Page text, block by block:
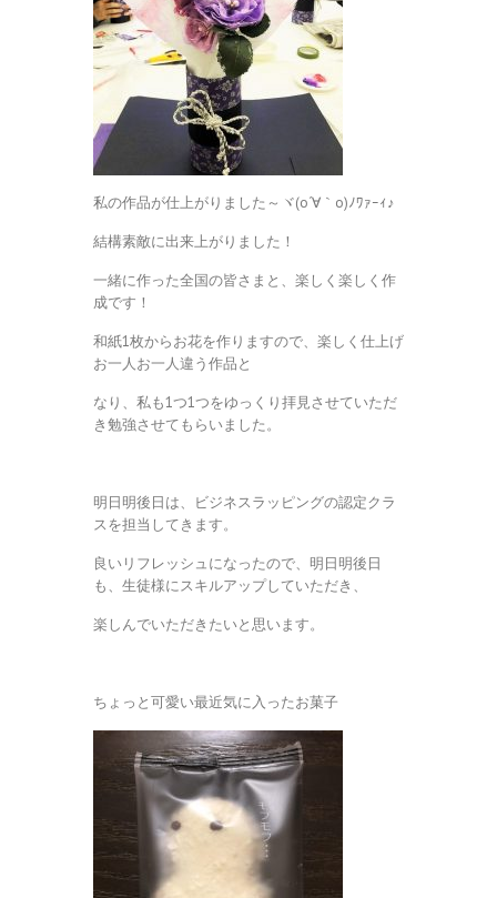
私の作品が仕上がりました～ヾ(o´∀｀o)ﾉﾜｧｰｨ♪
結構素敵に出来上がりました！
一緒に作った全国の皆さまと、楽しく楽しく作
成です！
和紙1枚からお花を作りますので、楽しく仕上げ
お一人お一人違う作品と
なり、私も1つ1つをゆっくり拝見させていただ
き勉強させてもらいました。
明日明後日は、ビジネスラッピングの認定クラ
スを担当してきます。
良いリフレッシュになったので、明日明後日
も、生徒様にスキルアップしていただき、
楽しんでいただきたいと思います。
ちょっと可愛い最近気に入ったお菓子